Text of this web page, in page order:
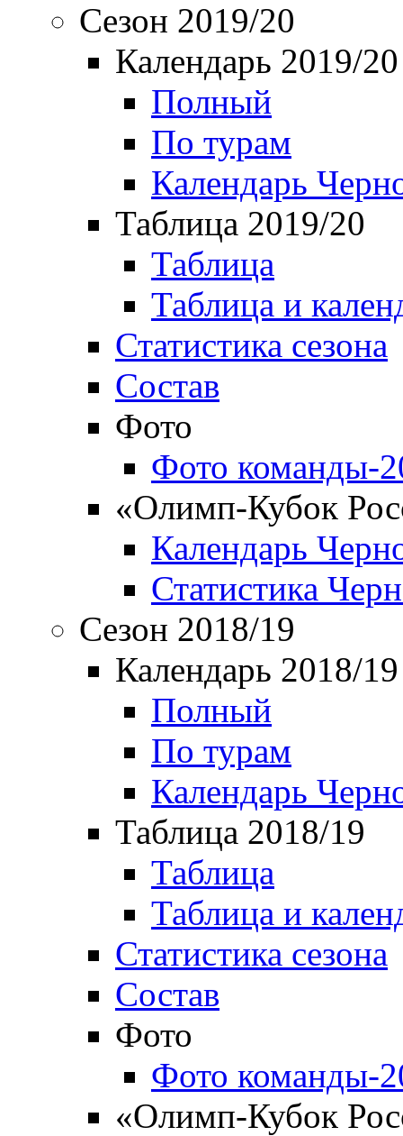
Сезон 2019/20
Календарь 2019/20
Полный
По турам
Календарь
Таблица 2019/20
Таблица
Таблица и
Статистика сезона
Состав
Фото
Фото команды-
«Олимп-Кубок
Календарь
Статистика
Сезон 2018/19
Календарь 2018/19
Полный
По турам
Календарь
Таблица 2018/19
Таблица
Таблица и
Статистика сезона
Состав
Фото
Фото команды-
«Олимп-Кубок